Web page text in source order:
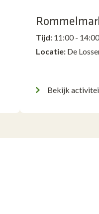
Tijd: 11:00 -
Locatie: De
Bekijk